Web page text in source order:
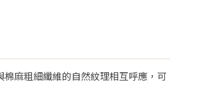
麻粗細纖維的自然紋理相互呼應，可